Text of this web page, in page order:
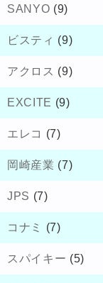
SANYO (9)
ビスティ (9)
アクロス (9)
EXCITE (9)
エレコ (7)
岡崎産業 (7)
JPS (7)
コナミ (7)
スパイキー (5)